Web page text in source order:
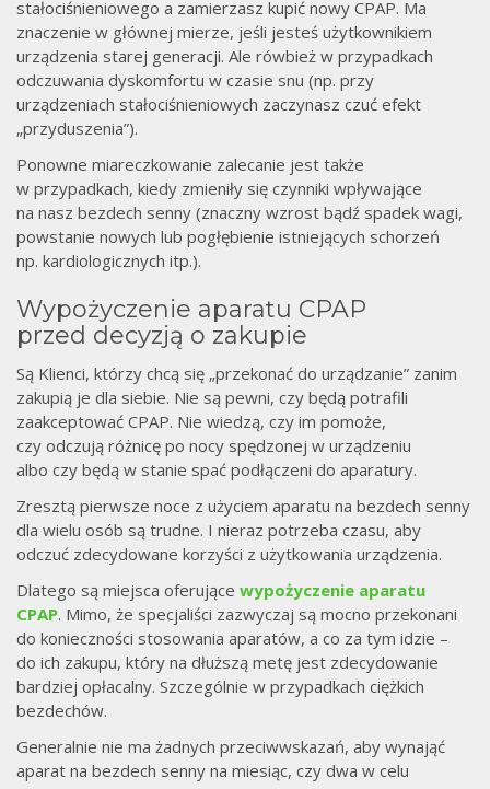
stałociśnieniowego a zamierzasz kupić nowy CPAP. Ma
znaczenie w głównej mierze, jeśli jesteś użytkownikiem
urządzenia starej generacji. Ale rówbież w przypadkach
odczuwania dyskomfortu w czasie snu (np. przy
urządzeniach stałociśnieniowych zaczynasz czuć efekt
„przyduszenia”).
Ponowne miareczkowanie zalecanie jest także
w przypadkach, kiedy zmieniły się czynniki wpływające
na nasz bezdech senny (znaczny wzrost bądź spadek wagi,
powstanie nowych lub pogłębienie istniejących schorzeń
np. kardiologicznych itp.).
Wypożyczenie aparatu CPAP
przed decyzją o zakupie
Są Klienci, którzy chcą się „przekonać do urządzanie” zanim
zakupią je dla siebie. Nie są pewni, czy będą potrafili
zaakceptować CPAP. Nie wiedzą, czy im pomoże,
czy odczują różnicę po nocy spędzonej w urządzeniu
albo czy będą w stanie spać podłączeni do aparatury.
Zresztą pierwsze noce z użyciem aparatu na bezdech senny
dla wielu osób są trudne. I nieraz potrzeba czasu, aby
odczuć zdecydowane korzyści z użytkowania urządzenia.
Dlatego są miejsca oferujące wypożyczenie aparatu
CPAP. Mimo, że specjaliści zazwyczaj są mocno przekonani
do konieczności stosowania aparatów, a co za tym idzie –
do ich zakupu, który na dłuższą metę jest zdecydowanie
bardziej opłacalny. Szczególnie w przypadkach ciężkich
bezdechów.
Generalnie nie ma żadnych przeciwwskazań, aby wynająć
aparat na bezdech senny na miesiąc, czy dwa w celu